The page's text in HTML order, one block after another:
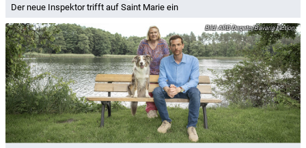
Der neue Inspektor trifft auf Saint Marie ein
ARD Degeto/Bavaria Fiction